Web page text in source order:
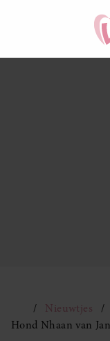
Nieuwtjes
Hond Nhaan van